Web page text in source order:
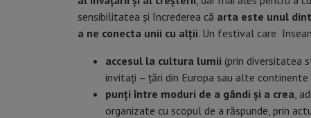
sensibilitatea și încrederea că arta este unul
a ne conecta unii cu alții. Un festival care
accesul la cultura lumii (prin diversitatea
invitați – țări din Europa sau alte continente
punți între moduri de a gândi și a crea ,
organizate cu scopul de a răspunde, prin